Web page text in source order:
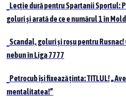
Lecție dură pentru Spartanii Sportul:
goluri și arată de ce e numărul 1 în
Scandal, goluri și roșu pentru
nebun în Liga 7777
Petrocub își fixează ținta: TITLUL!
mentalitatea!”